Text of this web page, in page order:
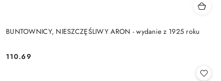
BUNTOWNICY, NIESZCZĘŚLIWY ARON - wydanie z 1925 roku
Cena:
110.69